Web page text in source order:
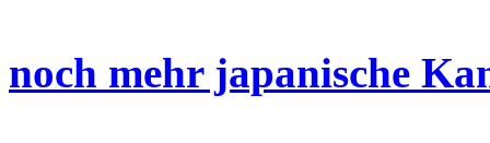
noch mehr japanische